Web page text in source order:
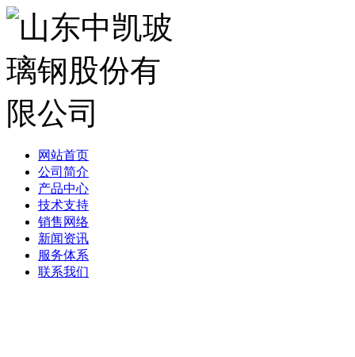
网站首页
公司简介
产品中心
技术支持
销售网络
新闻资讯
服务体系
联系我们